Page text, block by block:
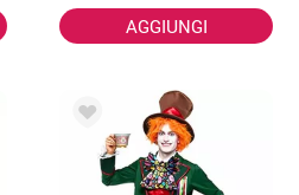
AGGIUNGI